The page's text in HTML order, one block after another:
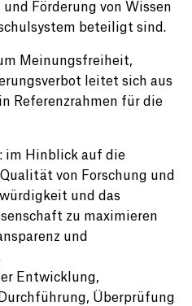
Förderung von Wissen
beteiligt sind.
Meinungsfreiheit,
leitet sich aus
Referenzrahmen für die
im Hinblick auf die
von Forschung und
und das
zu maximieren
und
Entwicklung,
Überprüfung